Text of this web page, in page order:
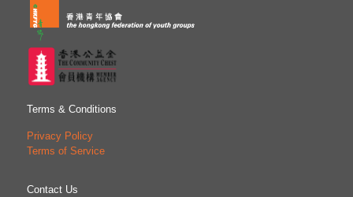
Terms & Conditions
Privacy Policy
Terms of Service
Contact Us